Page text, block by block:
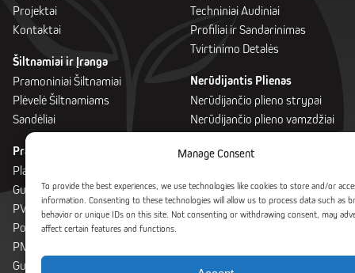
Manage Consent
To provide the best experiences, we use technologies like cookies to store and/or
information. Consenting to these technologies will allow us to process data such as
behavior or unique IDs on this site. Not consenting or withdrawing consent, may
affect certain features and functions.
Projektai
Kontaktai
Šiltnamiai ir Įranga
Pramoniniai Šiltnamiai
Plėvelė Šiltnamiams
Sandėliai
Pramoniniai Plastikai
Plastikai
Gumos
PVC Durų ir Užuolaidų Sistema
Polikarbonato Sistemos
PMMA Medžiagos
Guminiai kilimėliai
Techniniai Audiniai
Profiliai ir Sandarinimas
Tvirtinimo Detalės
Nerūdijantis Plienas
Nerūdijančio plieno strypai
Nerūdijančio plieno vamzdžiai